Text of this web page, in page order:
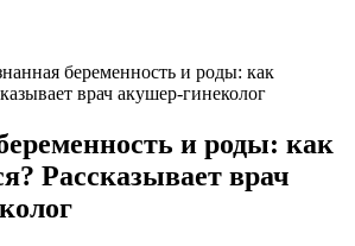
беременность и роды: как
врач акушер-гинеколог
и роды: как
Рассказывает врач